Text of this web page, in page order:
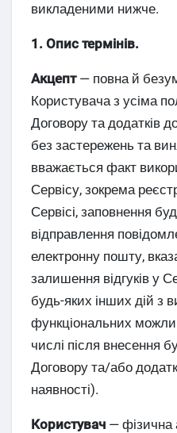
викладеними нижче.
1. Опис термінів.
Акцепт— повна й
Користувача з усіма
Договору та додатків
без застережень та
вважається факт
Сервісу, зокрема
Сервісі, заповнення
відправлення
електронну пошту,
залишення відгуків у
будь-яких інших дій з
функціональних
числі після внесення
Договору та/або
наявності).
Користувач — фізична